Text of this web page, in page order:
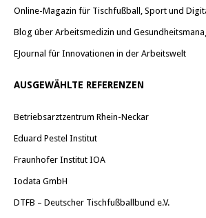
Online-Magazin für Tischfußball, Sport und
Blog über Arbeitsmedizin und
EJournal für Innovationen in der Arbeitswelt
AUSGEWÄHLTE REFERENZEN
Betriebsarztzentrum Rhein-Neckar
Eduard Pestel Institut
Fraunhofer Institut IOA
Iodata GmbH
DTFB – Deutscher Tischfußballbund e.V.